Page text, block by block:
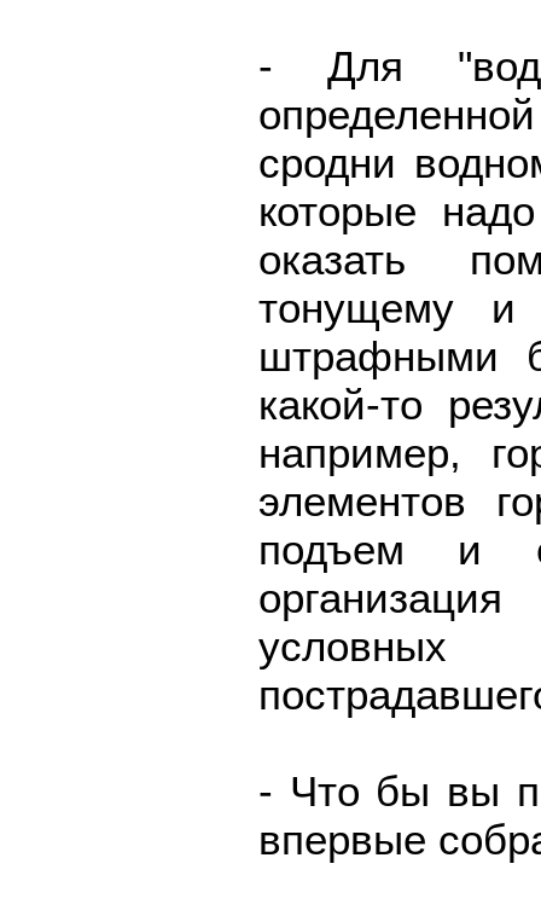
- Для
сродни
которые
оказать
тонущему
штрафными
какой-то
например,
элементов
подъем и
условных
- Что бы вы
впервые